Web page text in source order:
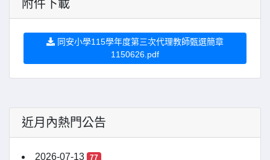
附件下載
同安小學115學年度第三次代理教師甄選簡章
1150626.pdf
近月內熱門公告
2026-07-13 77